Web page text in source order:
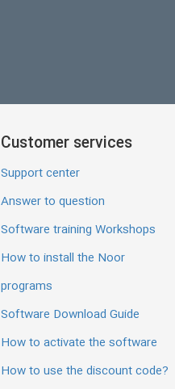
Customer services
Support center
Answer to question
Software training Workshops
How to install the Noor
programs
Software Download Guide
How to activate the software
How to use the discount code?